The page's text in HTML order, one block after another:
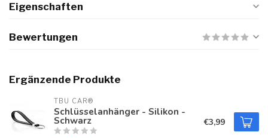
Eigenschaften
Bewertungen
Ergänzende Produkte
TBU CAR®
Schlüsselanhänger - Silikon -
Schwarz €3,99